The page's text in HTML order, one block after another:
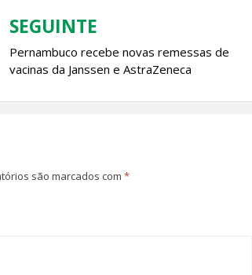
SEGUINTE
Pernambuco recebe novas remessas de
vacinas da Janssen e AstraZeneca
são marcados com *